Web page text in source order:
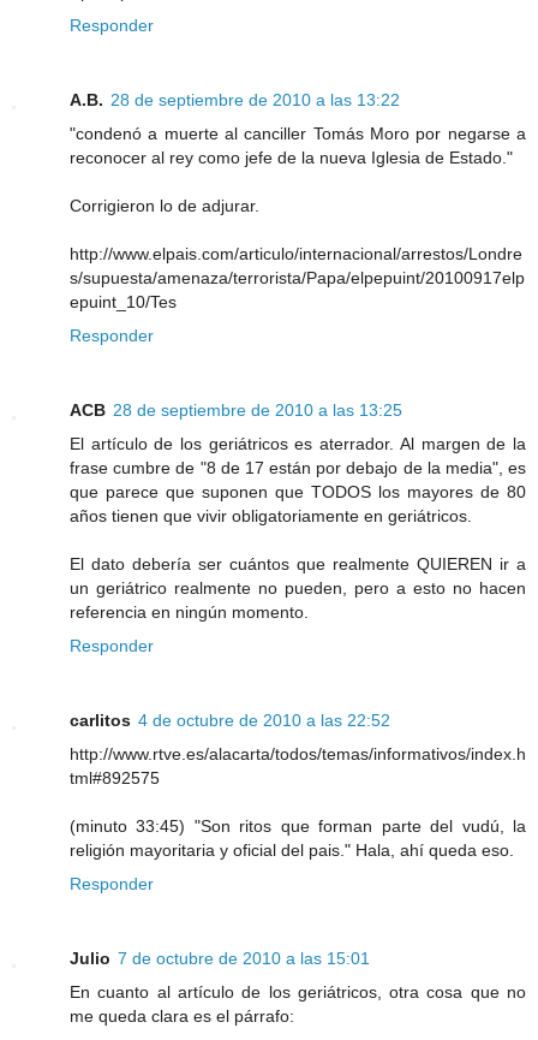
Responder
A.B. 28 de septiembre de 2010 a las 13:22
"condenó a muerte al canciller Tomás Moro por negarse a
reconocer al rey como jefe de la nueva Iglesia de Estado."
Corrigieron lo de adjurar.
http://www.elpais.com/articulo/internacional/arrestos/Londre
s/supuesta/amenaza/terrorista/Papa/elpepuint/20100917elp
epuint_10/Tes
Responder
ACB 28 de septiembre de 2010 a las 13:25
El artículo de los geriátricos es aterrador. Al margen de la
frase cumbre de "8 de 17 están por debajo de la media", es
que parece que suponen que TODOS los mayores de 80
años tienen que vivir obligatoriamente en geriátricos.
El dato debería ser cuántos que realmente QUIEREN ir a
un geriátrico realmente no pueden, pero a esto no hacen
referencia en ningún momento.
Responder
carlitos 4 de octubre de 2010 a las 22:52
http://www.rtve.es/alacarta/todos/temas/informativos/index.h
tml#892575
(minuto 33:45) "Son ritos que forman parte del vudú, la
religión mayoritaria y oficial del pais." Hala, ahí queda eso.
Responder
Julio 7 de octubre de 2010 a las 15:01
En cuanto al artículo de los geriátricos, otra cosa que no
me queda clara es el párrafo: